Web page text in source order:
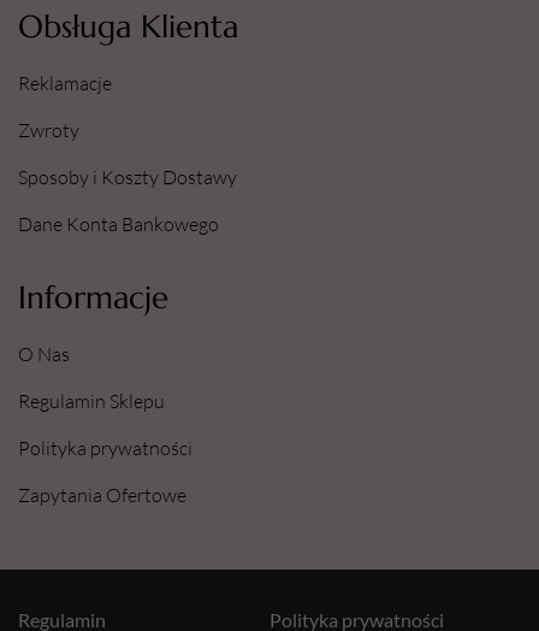
Obsługa Klienta
Reklamacje
Zwroty
Sposoby i Koszty Dostawy
Dane Konta Bankowego
Informacje
O Nas
Regulamin Sklepu
Polityka prywatności
Zapytania Ofertowe
Polityka prywatności
Regulamin